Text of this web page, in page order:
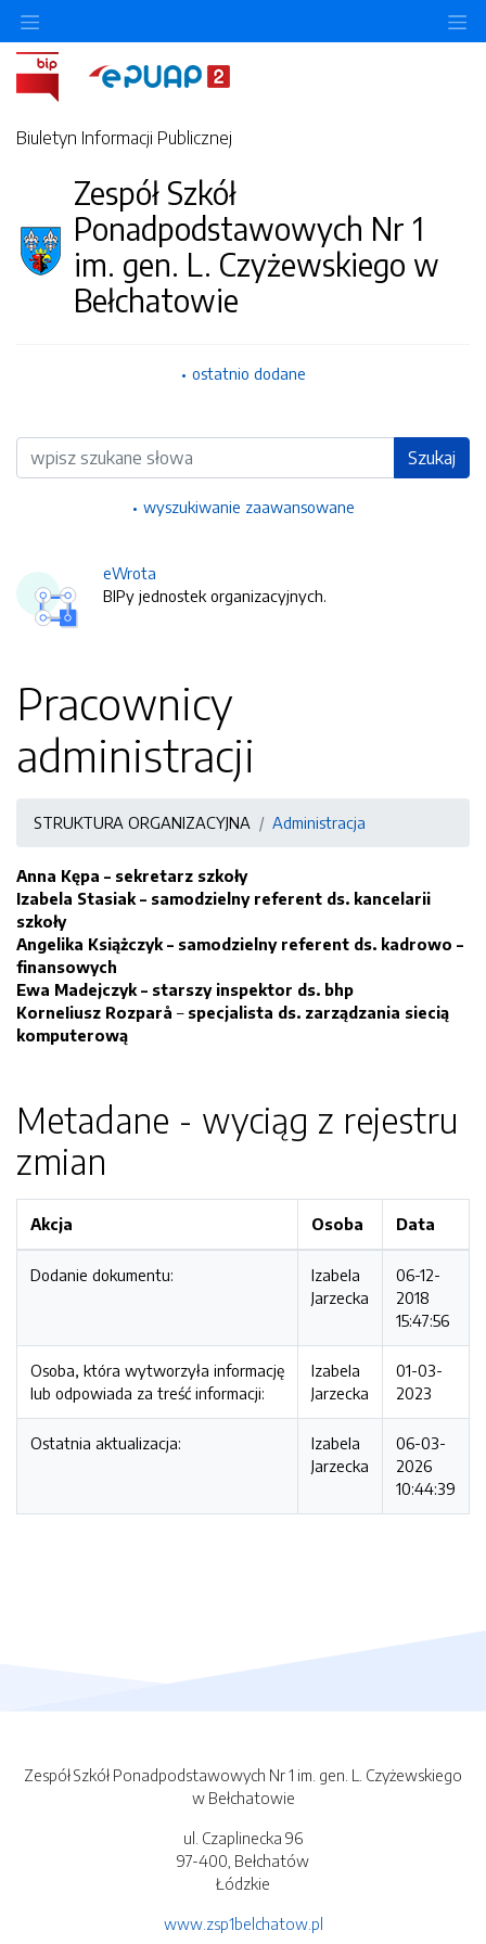
Biuletyn Informacji Publicznej
Zespół Szkół
Ponadpodstawowych Nr 1
im. gen. L. Czyżewskiego w
Bełchatowie
ostatnio dodane
Wyszukiwarka Szukaj
wyszukiwanie zaawansowane
eWrota
BIPy jednostek organizacyjnych.
Pracownicy
administracji
STRUKTURA ORGANIZACYJNA Administracja
Anna Kępa – sekretarz szkoły
Izabela Stasiak – samodzielny referent ds. kancelarii
szkoły
Angelika Książczyk – samodzielny referent ds. kadrowo –
finansowych
Ewa Madejczyk – starszy inspektor ds. bhp
KorneIiusz Rozparå – specjalista ds. zarządzania siecią
komputerową
Metadane - wyciąg z rejestru
zmian
Akcja Osoba Data
Dodanie dokumentu:
Izabela
Jarzecka
06-12-
2018
15:47:56
Osoba, która wytworzyła informację
lub odpowiada za treść informacji:
Izabela
Jarzecka
01-03-
2023
Ostatnia aktualizacja:
Izabela
Jarzecka
06-03-
2026
10:44:39
Zespół Szkół Ponadpodstawowych Nr 1 im. gen. L. Czyżewskiego
w Bełchatowie
ul. Czaplinecka 96
97-400, Bełchatów
Łódzkie
www.zsp1belchatow.pl